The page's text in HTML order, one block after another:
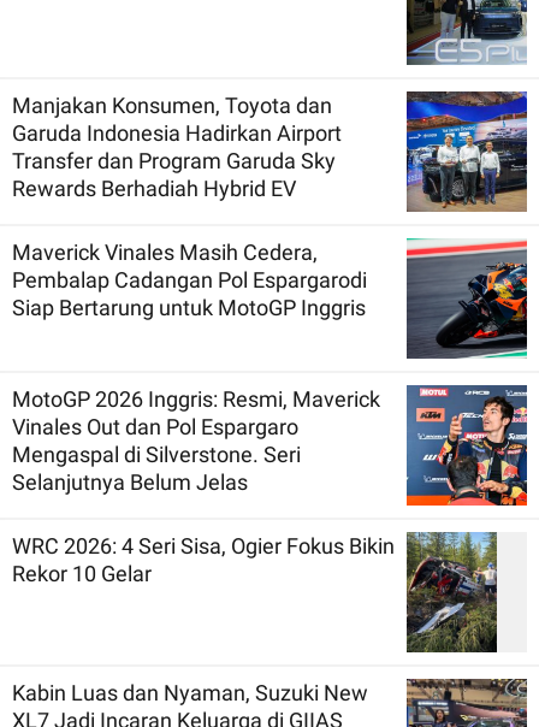
Manjakan Konsumen, Toyota dan
Garuda Indonesia Hadirkan Airport
Transfer dan Program Garuda Sky
Rewards Berhadiah Hybrid EV
Maverick Vinales Masih Cedera,
Pembalap Cadangan Pol Espargarodi
Siap Bertarung untuk MotoGP Inggris
MotoGP 2026 Inggris: Resmi, Maverick
Vinales Out dan Pol Espargaro
Mengaspal di Silverstone. Seri
Selanjutnya Belum Jelas
WRC 2026: 4 Seri Sisa, Ogier Fokus Bikin
Rekor 10 Gelar
Kabin Luas dan Nyaman, Suzuki New
XL7 Jadi Incaran Keluarga di GIIAS